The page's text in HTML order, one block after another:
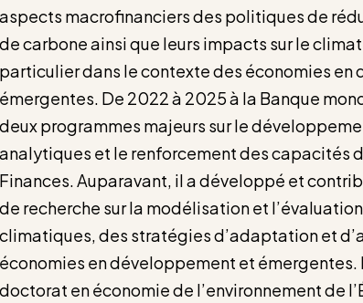
aspects macrofinanciers des politiques de
de carbone ainsi que leurs impacts sur le
particulier dans le contexte des économies en
émergentes. De 2022 à 2025 à la Banque
deux programmes majeurs sur le
analytiques et le renforcement des capacités
Finances. Auparavant, il a développé et
de recherche sur la modélisation et
climatiques, des stratégies d’adaptation et
économies en développement et émergentes.
doctorat en économie de l’environnement de